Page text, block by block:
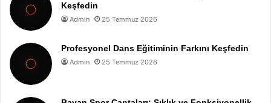
Keşfedin
Admin 25 Temmuz 2026
Profesyonel Dans Eğitiminin Farkını Keşfedin
Admin 25 Temmuz 2026